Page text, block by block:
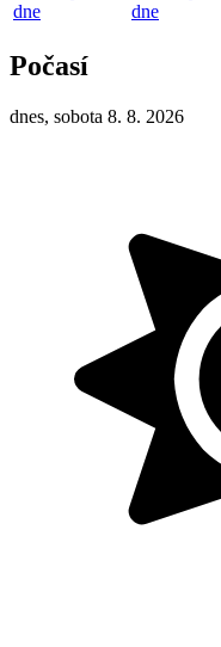
dne
dne
Počasí
dnes, sobota 8. 8. 2026